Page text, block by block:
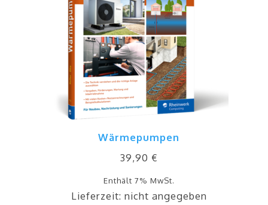
Wärmepumpen
39,90 €
Enthält 7% MwSt.
Lieferzeit: nicht angegeben